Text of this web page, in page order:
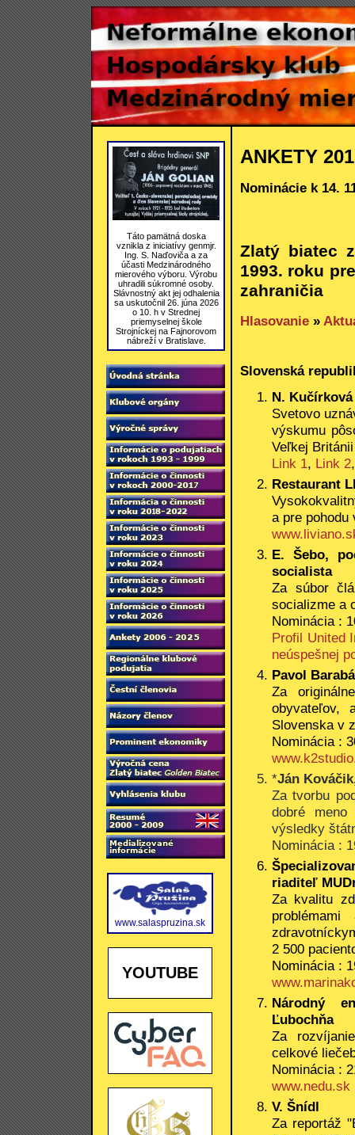
Táto pamätná doska
vznikla z iniciatívy genmjr.
Ing. S. Naďoviča a za
účasti Medzinárodného
mierového výboru. Výrobu
uhradili súkromné osoby.
Slávnostný akt jej odhalenia
sa uskutočnil 26. júna 2026
o 10. h v Strednej
priemyselnej škole
Strojníckej na Fajnorovom
nábreží v Bratislave.
www.salaspruzina.sk
YOUTUBE
ANKETY
Nominácie k 14.
Zlatý biatec
1993. roku
zahraničia
Hlasovanie »
Slovenská
N. Kučírková
Svetovo
výskumu
Veľkej Británii
Link 1, Link 2
Restaurant
a pre pohodu
E. Šebo,
socialista
Za súbor
socializme a
Nominácia :
Profil United
neúspešnej
Pavol
Za
obyvateľov,
Slovenska v
Nominácia :
*Ján
Za tvorbu
dobré
výsledky
Nominácia :
riaditeľ
Za kvalitu
2 500
Nominácia :
Národný
Ľubochňa
Za
celkové
Nominácia :
www.nedu.sk
V. Šnídl
Za reportáž